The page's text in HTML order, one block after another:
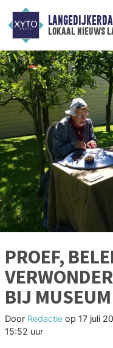
lokaal nieuws
PROEF,
BIJ
Door Redactie op 17 juli
15:52 uur